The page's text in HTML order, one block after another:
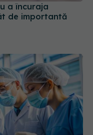
a încuraja
de importantă